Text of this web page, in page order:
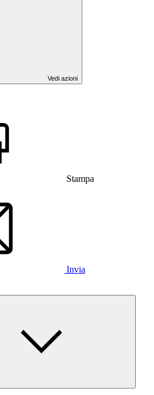
Vedi azioni
Stampa
Invia